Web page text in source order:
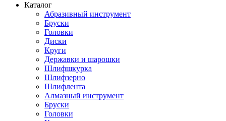
Каталог
Абразивный инструмент
Бруски
Головки
Диски
Круги
Державки и шарошки
Шлифшкурка
Шлифзерно
Шлифлента
Алмазный инструмент
Бруски
Головки